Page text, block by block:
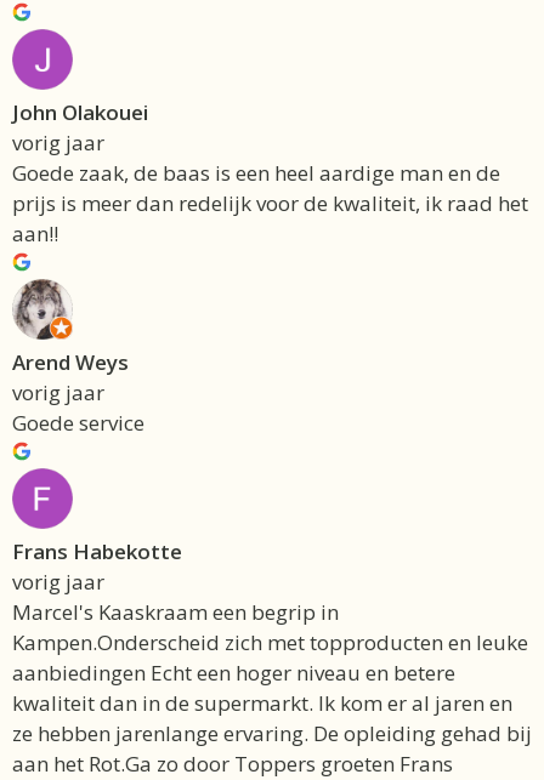
John Olakouei
vorig jaar
Goede zaak, de baas is een heel aardige man en de
prijs is meer dan redelijk voor de kwaliteit, ik raad het
aan!!
Arend Weys
vorig jaar
Goede service
Frans Habekotte
vorig jaar
Marcel's Kaaskraam een begrip in
Kampen.Onderscheid zich met topproducten en leuke
aanbiedingen Echt een hoger niveau en betere
kwaliteit dan in de supermarkt. Ik kom er al jaren en
ze hebben jarenlange ervaring. De opleiding gehad bij
aan het Rot.Ga zo door Toppers groeten Frans